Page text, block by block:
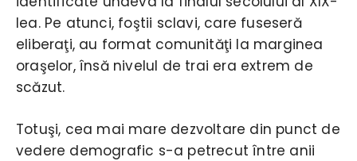
lea. Pe atunci, foştii sclavi, care fuseseră
eliberaţi, au format comunităţi la marginea
oraşelor, însă nivelul de trai era extrem de
scăzut.
Totuşi, cea mai mare dezvoltare din punct de
vedere demografic s-a petrecut între anii